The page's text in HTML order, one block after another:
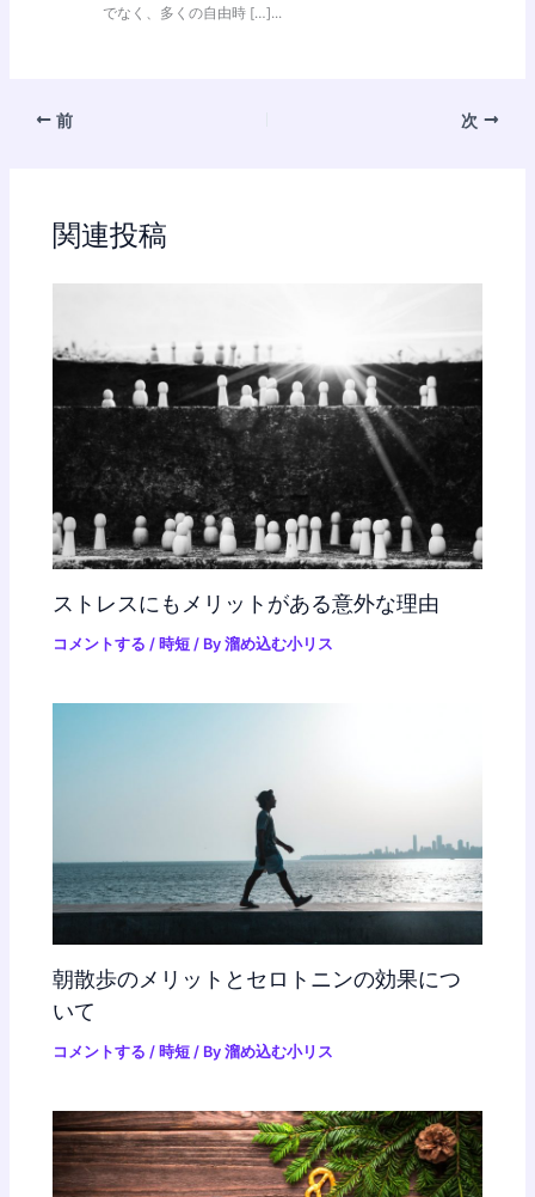
でなく、多くの自由時 […]...
前 次
関連投稿
ストレスにもメリットがある意外な理由
コメントする /時短 / By溜め込む小リス
朝散歩のメリットとセロトニンの効果につ
いて
コメントする / 時短 / By溜め込む小リス